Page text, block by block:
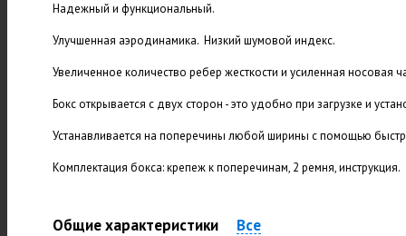
Надежный и функциональный.
Улучшенная аэродинамика. Низкий шумовой индекс.
Увеличенное количество ребер жесткости и усиленная носовая
Бокс открывается с двух сторон - это удобно при загрузке и
Устанавливается на поперечины любой ширины с помощью
Комплектация бокса: крепеж к поперечинам, 2 ремня, инструкция.
Общие характеристики Все